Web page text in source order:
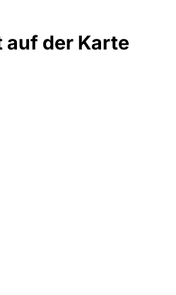
der Karte